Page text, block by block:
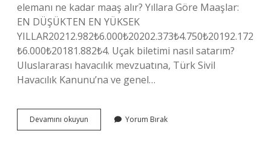
elemanı ne kadar maaş alır? Yıllara Göre Maaşlar:
EN DÜŞÜKTEN EN YÜKSEK
YILLAR20212.982₺6.000₺20202.373₺4.750₺20192.172
₺6.000₺20181.882₺4. Uçak biletimi nasıl satarım?
Uluslararası havacılık mevzuatına, Türk Sivil
Havacılık Kanunu’na ve genel…
Devamını okuyun
Satıcısı
Yorum Bırak